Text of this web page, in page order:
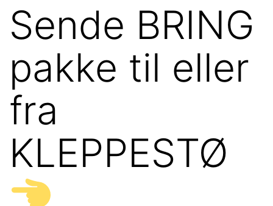
Sende BRING
pakke til eller
fra
KLEPPESTØ